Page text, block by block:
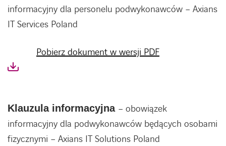
informacyjny dla personelu podwykonawców – Axians
IT Services Poland
Pobierz dokument w wersji PDF
Klauzula informacyjna – obowiązek
informacyjny dla podwykonawców będących osobami
fizycznymi – Axians IT Solutions Poland